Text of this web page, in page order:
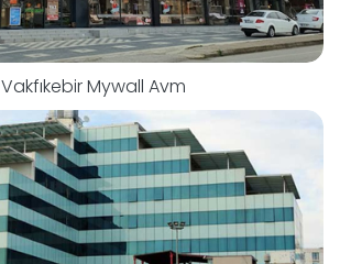
Vakfıkebir Mywall Avm